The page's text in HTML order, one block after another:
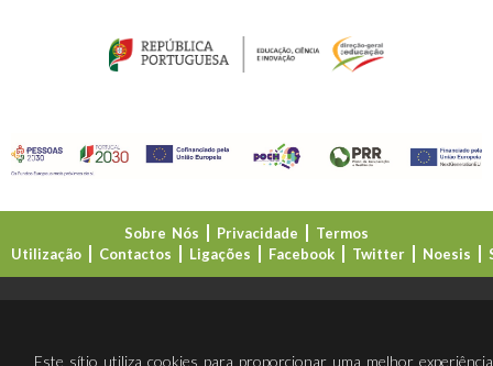
Sobre Nós Privacidade
Termos
Utilização
Contactos Ligações Facebook Twitter Noesis
Este sítio utiliza cookies para proporcionar uma melhor